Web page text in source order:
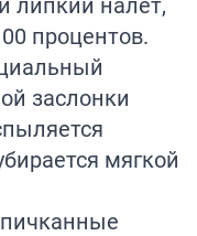
процентов.
заслонки
мягкой